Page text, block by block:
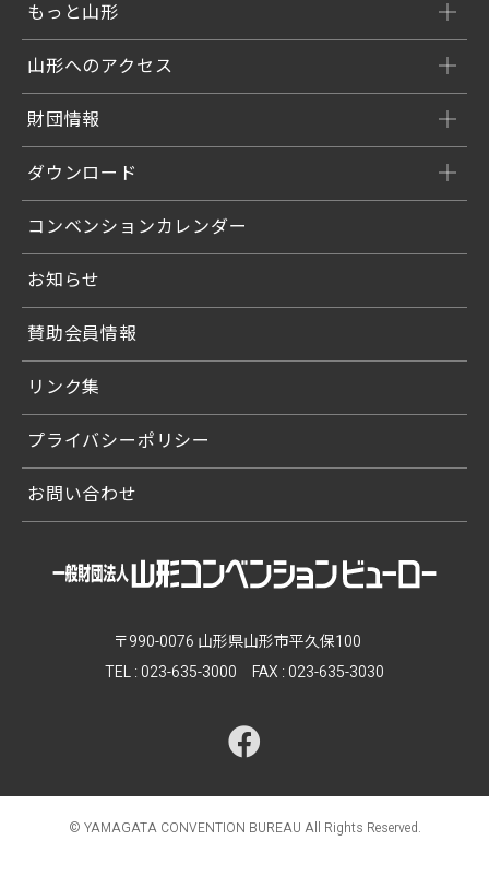
もっと山形
山形へのアクセス
財団情報
ダウンロード
コンベンションカレンダー
お知らせ
賛助会員情報
リンク集
プライバシーポリシー
お問い合わせ
〒990-0076 山形県山形市平久保100
TEL : 023-635-3000 FAX : 023-635-3030
© YAMAGATA CONVENTION BUREAU All Rights Reserved.